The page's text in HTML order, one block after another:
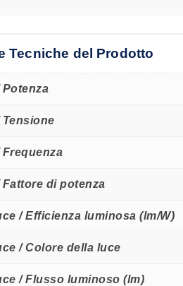
Tecniche del Prodotto
di potenza
/ Efficienza luminosa (lm/W)
/ Colore della luce
/ Flusso luminoso (lm)